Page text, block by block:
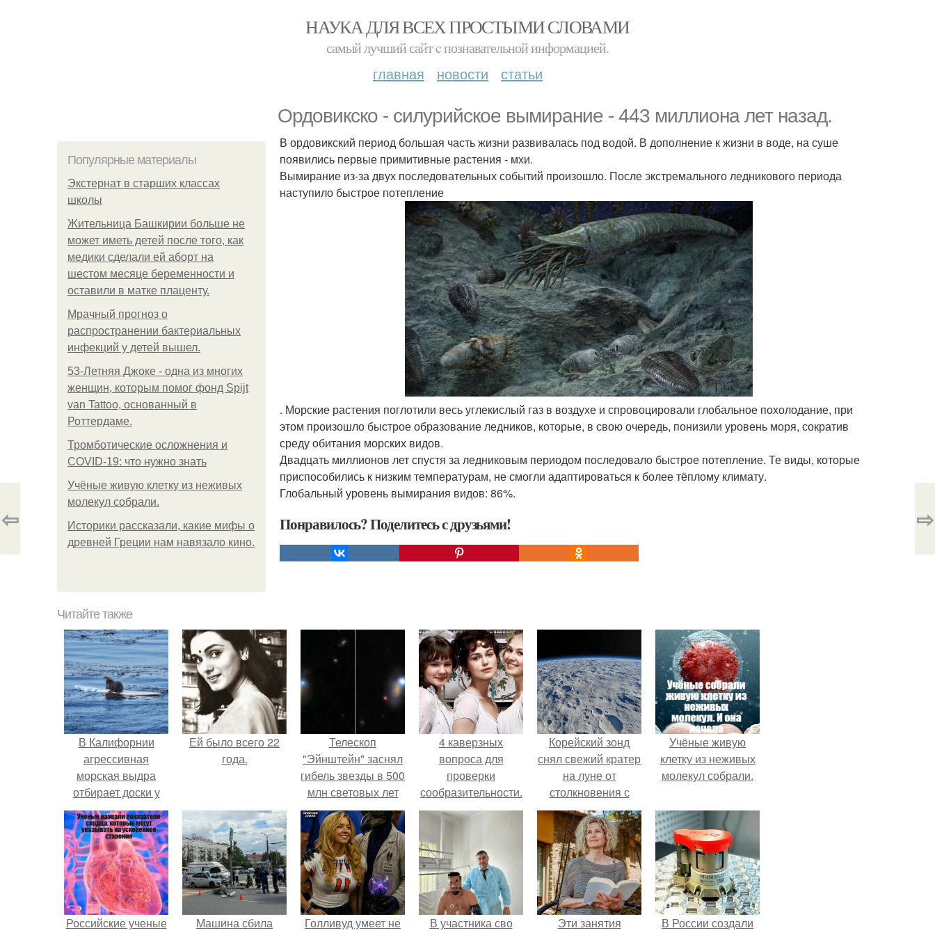
НАУКА ДЛЯ ВСЕХ ПРОСТЫМИ СЛОВАМИ
самый лучший сайт c познавательной информацией.
главная новости статьи
Ордовикско - силурийское вымирание - 443 миллиона лет назад.
Популярные материалы
Экстернат в старших классах
школы
Жительница Башкирии больше не
может иметь детей после того, как
медики сделали ей аборт на
шестом месяце беременности и
оставили в матке плаценту.
Мрачный прогноз о
распространении бактериальных
инфекций у детей вышел.
53-Летняя Джоке - одна из многих
женщин, которым помог фонд Spijt
van Tattoo, основанный в
Роттердаме.
Тромботические осложнения и
COVID-19: что нужно знать
Учёные живую клетку из неживых
молекул собрали.
Историки рассказали, какие мифы о
древней Греции нам навязало кино.
В ордовикский период большая часть жизни развивалась под водой. В дополнение к жизни в воде, на суше
появились первые примитивные растения - мхи.
Вымирание из-за двух последовательных событий произошло. После экстремального ледникового периода
наступило быстрое потепление
. Морские растения поглотили весь углекислый газ в воздухе и спровоцировали глобальное похолодание, при
этом произошло быстрое образование ледников, которые, в свою очередь, понизили уровень моря, сократив
среду обитания морских видов.
Двадцать миллионов лет спустя за ледниковым периодом последовало быстрое потепление. Те виды, которые
приспособились к низким температурам, не смогли адаптироваться к более тёплому климату.
Глобальный уровень вымирания видов: 86%.
Понравилось? Поделитесь с друзьями!
⇦ ⇨
Читайте также
В Калифорнии
агрессивная
морская выдра
отбирает доски у
сёрферов и сама
на них плавает.
Ей было всего 22
года.
Телескоп
"Эйнштейн" заснял
гибель звезды в 500
млн световых лет
от земли.
4 каверзных
вопроса для
проверки
сообразительности.
Корейский зонд
снял свежий кратер
на луне от
столкновения с
обломком Falcon 9.
Учёные живую
клетку из неживых
молекул собрали.
Российские ученые
Машина сбила
Голливуд умеет не
В участника сво
Эти занятия
В России создали